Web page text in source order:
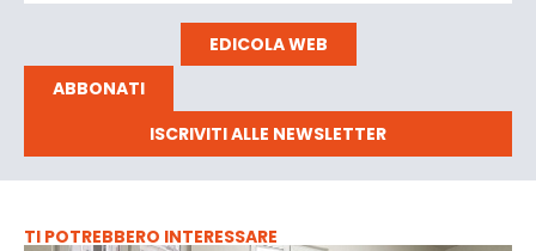
EDICOLA WEB
ABBONATI
ISCRIVITI ALLE NEWSLETTER
TI POTREBBERO INTERESSARE